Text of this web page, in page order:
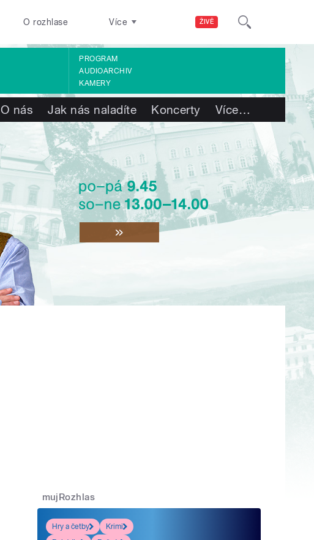
ŽIVĚ
O rozhlase Více
PROGRAM
AUDIOARCHIV
KAMERY
O nás Jak nás naladíte Koncerty Více…
mujRozhlas
Hry a četby
Krimi